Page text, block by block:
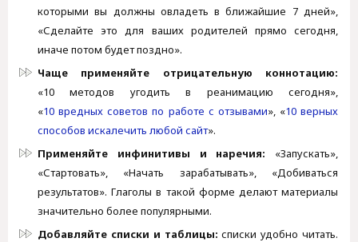
которыми вы должны овладеть в ближайшие 7 дней»,
«Сделайте это для ваших родителей прямо сегодня,
иначе потом будет поздно».
Чаще применяйте отрицательную коннотацию:
«10 методов угодить в реанимацию сегодня»,
«10 вредных советов по работе с отзывами», «10 верных
способов искалечить любой сайт».
Применяйте инфинитивы и наречия: «Запускать»,
«Стартовать», «Начать зарабатывать», «Добиваться
результатов». Глаголы в такой форме делают материалы
значительно более популярными.
Добавляйте списки и таблицы: списки удобно читать.